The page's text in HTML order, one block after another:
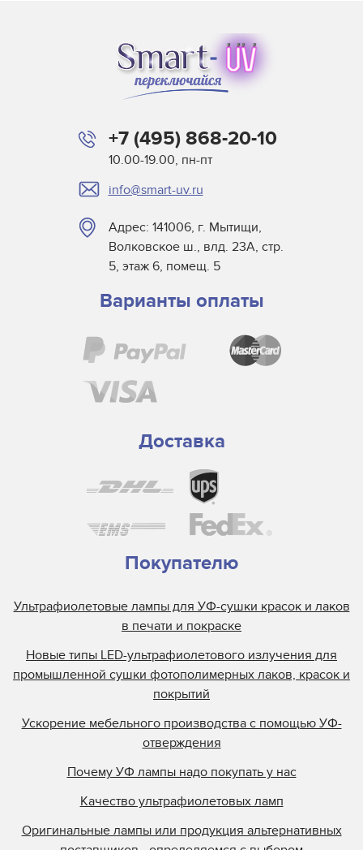
+7 (495) 868-20-10
10.00-19.00, пн-пт
info@smart-uv.ru
Адрес: 141006, г. Мытищи,
Волковское ш., влд. 23А, стр.
5, этаж 6, помещ. 5
Варианты оплаты
Доставка
Покупателю
Ультрафиолетовые лампы для УФ-сушки красок и лаков
в печати и покраске
Новые типы LED-ультрафиолетового излучения для
промышленной сушки фотополимерных лаков, красок и
покрытий
Ускорение мебельного производства с помощью УФ-
отверждения
Почему УФ лампы надо покупать у нас
Качество ультрафиолетовых ламп
Оригинальные лампы или продукция альтернативных